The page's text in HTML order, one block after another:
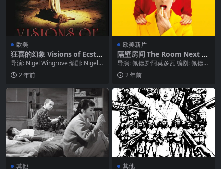
欧美
狂喜的幻象 Visions of Ecstas
y (1989)
导演: Nigel Wingrove 编剧: Nigel
Wingrove 主演...
2 年前
欧美新片
隔壁房间 The Room Next D
oor (2024)
导演: 佩德罗·阿莫多瓦 编剧: 佩德罗
·阿莫多瓦 主演: 朱丽安·摩尔 / 蒂...
2 年前
其他 其他